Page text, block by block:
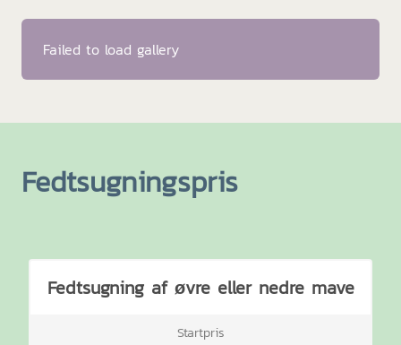
Failed to load gallery
Fedtsugningspris
Fedtsugning af øvre eller nedre mave
Startpris